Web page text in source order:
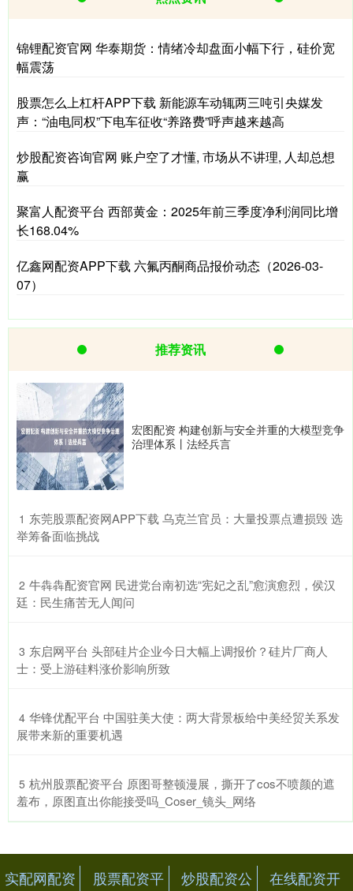
锦锂配资官网 华泰期货：情绪冷却盘面小幅下行，硅价宽
幅震荡
股票怎么上杠杆APP下载 新能源车动辄两三吨引央媒发
声：“油电同权”下电车征收“养路费”呼声越来越高
炒股配资咨询官网 账户空了才懂, 市场从不讲理, 人却总想
赢
聚富人配资平台 西部黄金：2025年前三季度净利润同比增
长168.04%
亿鑫网配资APP下载 六氟丙酮商品报价动态（2026-03-
07）
推荐资讯
宏图配资 构建创新与安全并重的大模型竞争
治理体系丨法经兵言
1 ​东莞股票配资网APP下载 乌克兰官员：大量投票点遭损毁 选
举筹备面临挑战
2 ​牛犇犇配资官网 民进党台南初选“宪妃之乱”愈演愈烈，侯汉
廷：民生痛苦无人闻问
3 ​东启网平台 头部硅片企业今日大幅上调报价？硅片厂商人
士：受上游硅料涨价影响所致
4 ​华锋优配平台 中国驻美大使：两大背景板给中美经贸关系发
展带来新的重要机遇
5 ​杭州股票配资平台 原图哥整顿漫展，撕开了cos不喷颜的遮
羞布，原图直出你能接受吗_Coser_镜头_网络
实配网配资
股票配资平
炒股配资公
在线配资开